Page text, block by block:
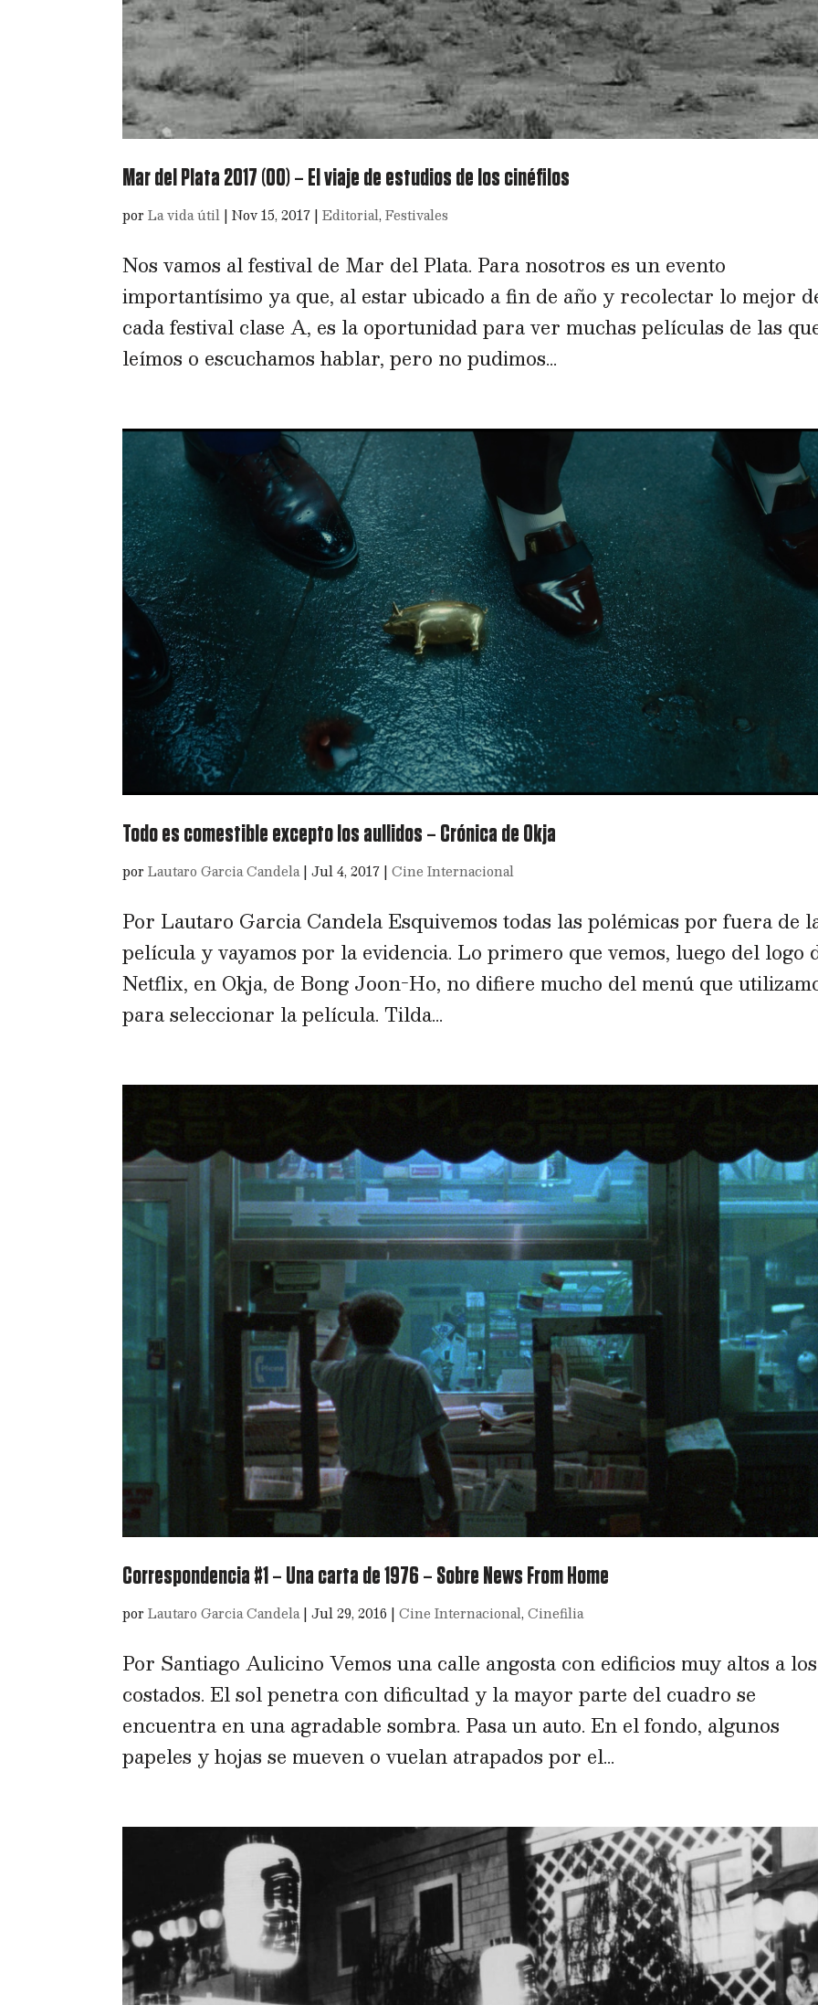
Mar del Plata 2017 (00) – El viaje de estudios de los cinéfilos
porLa vida útil |Nov 15, 2017 |Editorial,Festivales
Nos vamos al festival de Mar del Plata. Para nosotros es un evento
importantísimo ya que, al estar ubicado a fin de año y recolectar lo mejor
cada festival clase A, es la oportunidad para ver muchas películas de las
leímos o escuchamos hablar, pero no pudimos...
Todo es comestible excepto los aullidos – Crónica de Okja
porLautaro Garcia Candela|Jul 4, 2017 |Cine Internacional
Por Lautaro Garcia Candela Esquivemos todas las polémicas por fuera de
película y vayamos por la evidencia. Lo primero que vemos, luego del logo
Netflix, en Okja, de Bong Joon-Ho, no difiere mucho del menú que
para seleccionar la película. Tilda...
Correspondencia #1 – Una carta de 1976 – Sobre News From Home
porLautaro Garcia Candela|Jul 29, 2016 |Cine Internacional,Cinefilia
Por Santiago Aulicino Vemos una calle angosta con edificios muy altos a los
costados. El sol penetra con dificultad y la mayor parte del cuadro se
encuentra en una agradable sombra. Pasa un auto. En el fondo, algunos
papeles y hojas se mueven o vuelan atrapados por el...